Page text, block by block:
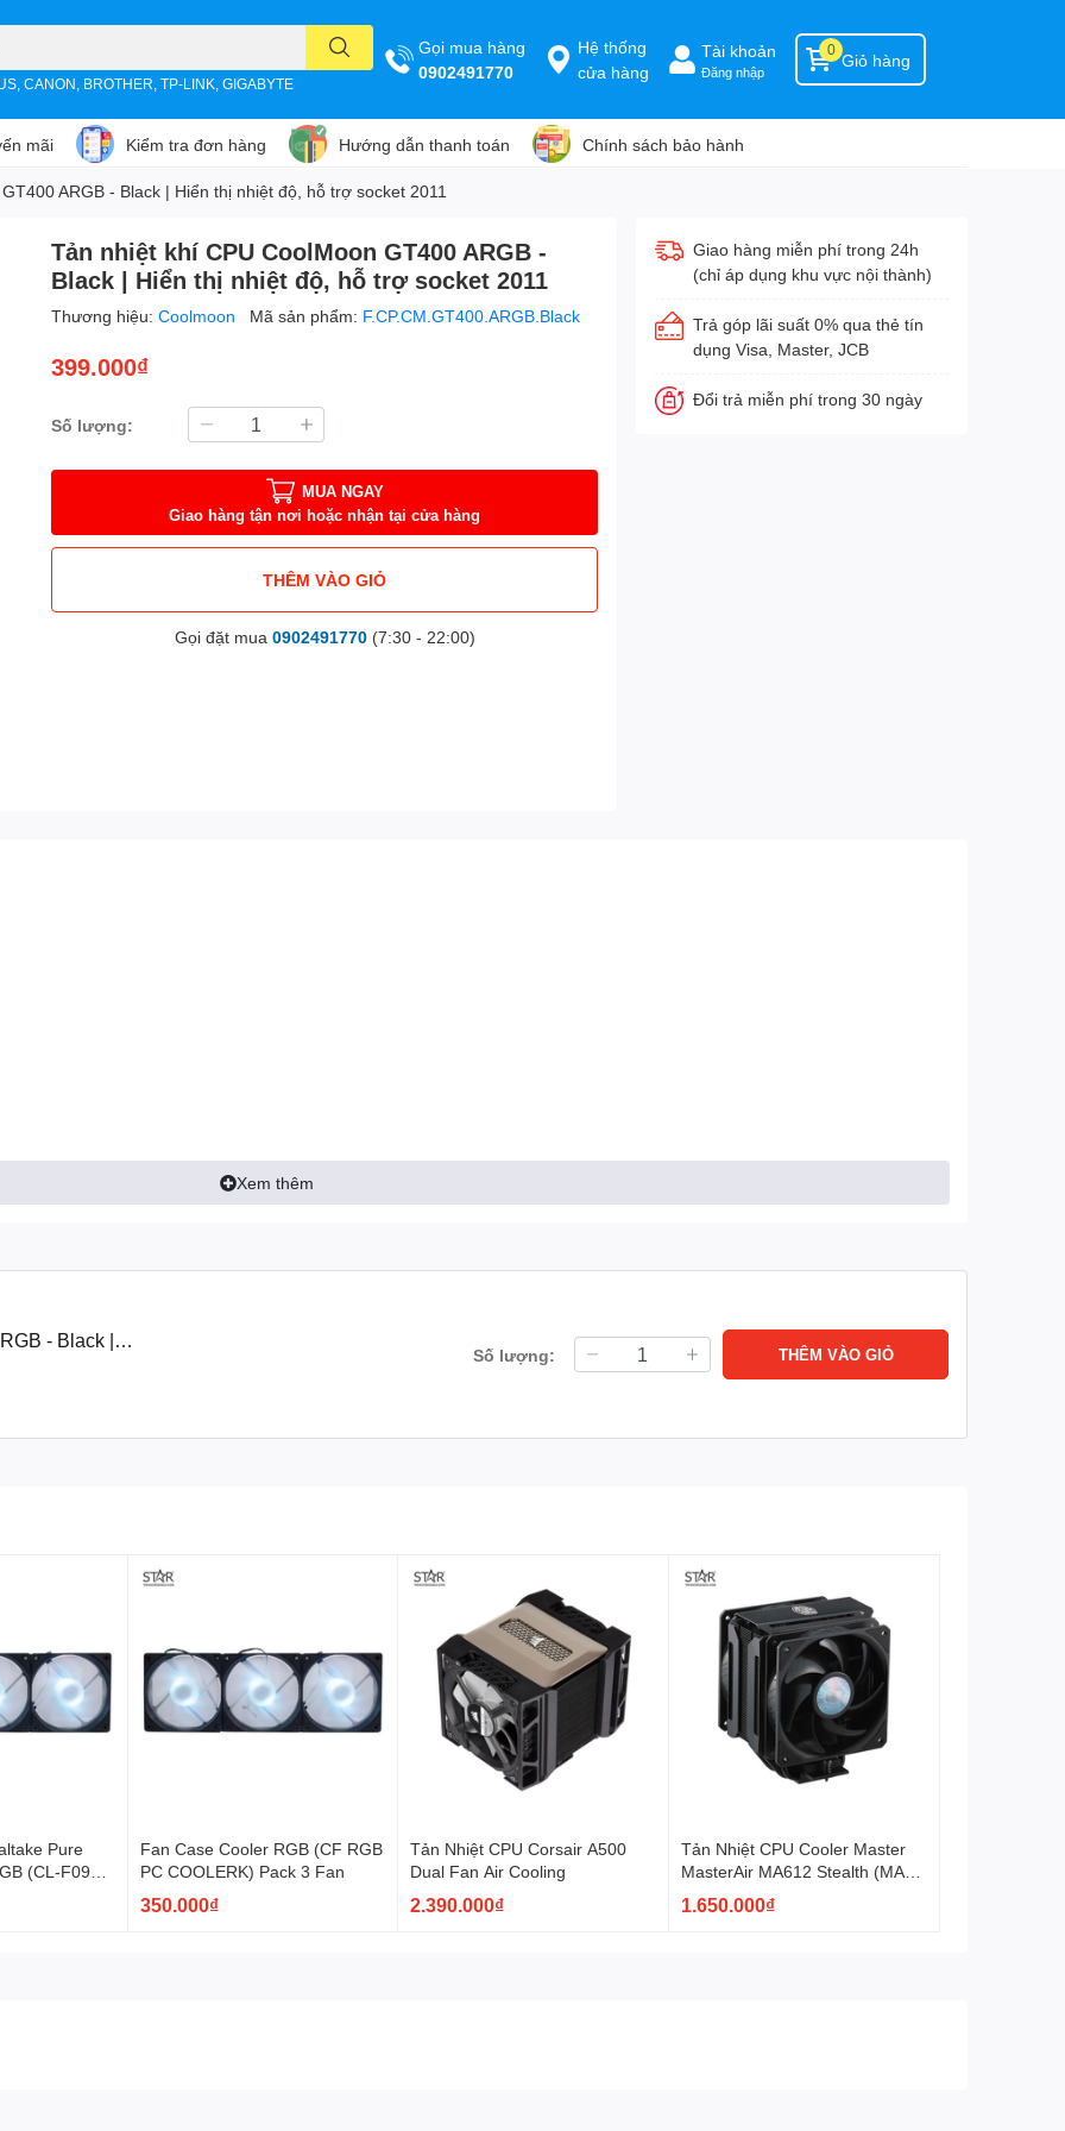
CANON, BROTHER, TP-LINK, GIGABYTE
Gọi mua hàng
0902491770
Hệ thống
cửa hàng
Tài khoản
Đăng nhập
Giỏ hàng
0
mãi Kiểm tra đơn hàng Hướng dẫn thanh toán Chính sách bảo hành
ARGB - Black | Hiển thị nhiệt độ, hỗ trợ socket 2011
Tản nhiệt khí CPU CoolMoon GT400 ARGB -
Black | Hiển thị nhiệt độ, hỗ trợ socket 2011
Thương hiệu:Coolmoon Mã sản phẩm: F.CP.CM.GT400.ARGB.Black
399.000₫
Số lượng:
MUA NGAY
Giao hàng tận nơi hoặc nhận tại cửa hàng
THÊM VÀO GIỎ
Gọi đặt mua 0902491770(7:30 - 22:00)
Giao hàng miễn phí trong 24h
(chỉ áp dụng khu vực nội thành)
Trả góp lãi suất 0% qua thẻ tín
dụng Visa, Master, JCB
Đổi trả miễn phí trong 30 ngày
năng cao, thiết kế hiện đại, hỗ trợ đa socket
mang lại ánh sáng rực rỡ, dễ dàng tùy chỉnh để phù hợp với phong cách của bạn.
, mang lại sự an tâm cho người dùng.
mát, mà còn là điểm nhấn thẩm mỹ cho hệ thống máy tính của bạn. Đừng bỏ lỡ cơ hội nâng cấp ngay hôm nay!
Xem thêm
- Black |
Số lượng: THÊM VÀO GIỎ
Pure
(CL-F097-
Fan Case Cooler RGB (CF RGB
PC COOLERK) Pack 3 Fan
350.000₫
Tản Nhiệt CPU Corsair A500
Dual Fan Air Cooling
2.390.000₫
Tản Nhiệt CPU Cooler Master
MasterAir MA612 Stealth (MAP-
T6PS-218PK-R1)
1.650.000₫